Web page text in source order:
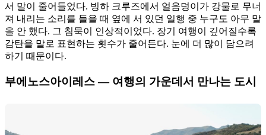
서 말이 줄어들었다. 빙하 크루즈에서 얼음덩이가 강물로 무너
져 내리는 소리를 들을 때 옆에 서 있던 일행 중 누구도 아무 말
을 안 했다. 그 침묵이 인상적이었다. 장기 여행이 깊어질수록
감탄을 말로 표현하는 횟수가 줄어든다. 눈에 더 많이 담으려
하기 때문이다.
부에노스아이레스 — 여행의 가운데서 만나는 도시